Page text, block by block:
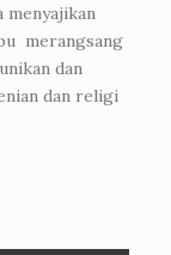
menyajikan
merangsang
dan
dan religi